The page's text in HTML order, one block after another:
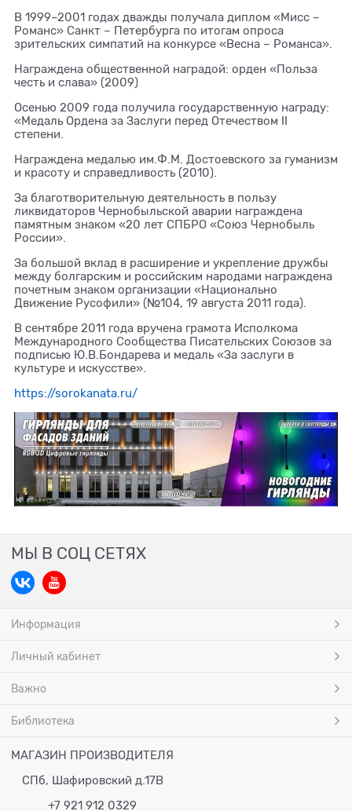
В 1999–2001 годах дважды получала диплом «Мисс –
Романс» Санкт – Петербурга по итогам опроса
зрительских симпатий на конкурсе «Весна – Романса».
Награждена общественной наградой: орден «Польза
честь и слава» (2009)
Осенью 2009 года получила государственную награду:
«Медаль Ордена за Заслуги перед Отечеством II
степени.
Награждена медалью им.Ф.М. Достоевского за гуманизм
и красоту и справедливость (2010).
За благотворительную деятельность в пользу
ликвидаторов Чернобыльской аварии награждена
памятным знаком «20 лет СПБРО «Союз Чернобыль
России».
За большой вклад в расширение и укрепление дружбы
между болгарским и российским народами награждена
почетным знаком организации «Национально
Движение Русофили» (№104, 19 августа 2011 года).
В сентябре 2011 года вручена грамота Исполкома
Международного Сообщества Писательских Союзов за
подписью Ю.В.Бондарева и медаль «За заслуги в
культуре и искусстве».
https://sorokanata.ru/
МЫ В СОЦ СЕТЯХ
Информация
Личный кабинет
Важно
Библиотека
МАГАЗИН ПРОИЗВОДИТЕЛЯ
СПб, Шафировский д.17В
+7 921 912 0329